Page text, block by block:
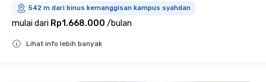
542 m dari binus kemanggisan kampus syahdan
mulai dari Rp1.668.000 /bulan
Lihat info lebih banyak